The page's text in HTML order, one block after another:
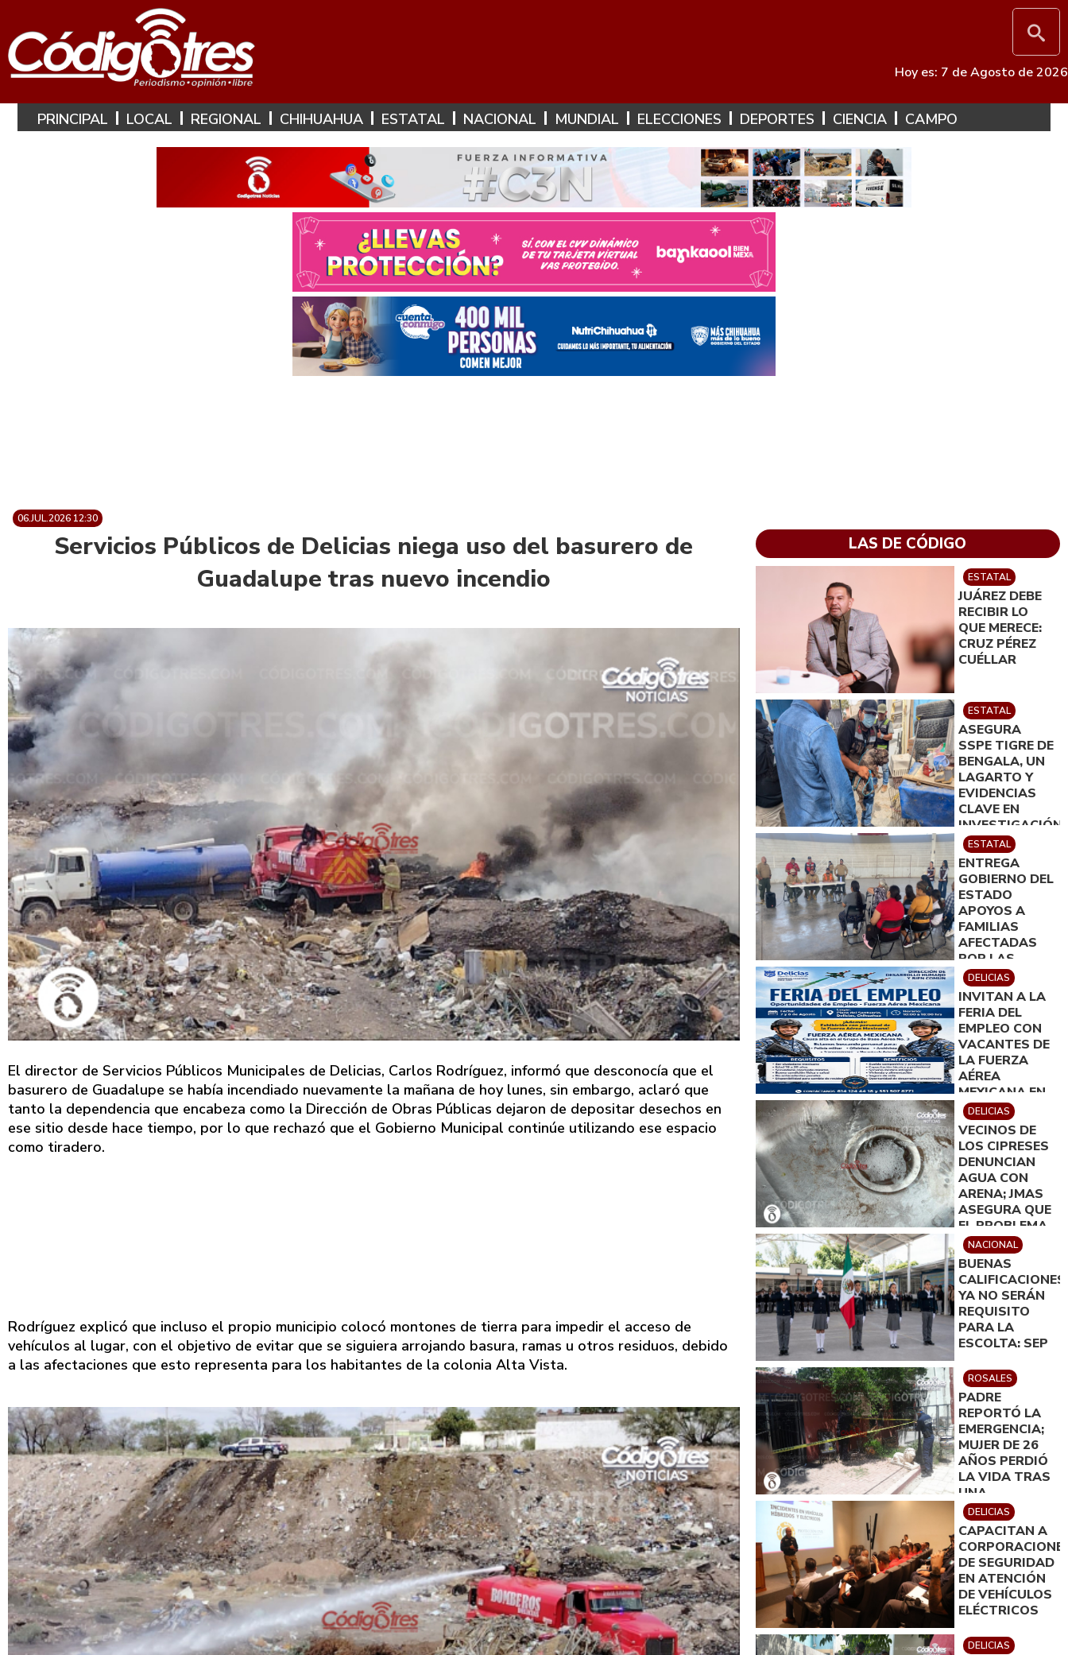
Hoy es: 7 de Agosto de 2026
PRINCIPAL LOCAL REGIONAL CHIHUAHUA ESTATAL NACIONAL MUNDIAL ELECCIONES DEPORTES CIENCIA CAMPO
06.JUL.2026 12:30
Servicios Públicos de Delicias niega uso del basurero de
Guadalupe tras nuevo incendio
El director de Servicios Públicos Municipales de Delicias, Carlos Rodríguez, informó que desconocía que el
basurero de Guadalupe se había incendiado nuevamente la mañana de hoy lunes, sin embargo, aclaró que
tanto la dependencia que encabeza como la Dirección de Obras Públicas dejaron de depositar desechos en
ese sitio desde hace tiempo, por lo que rechazó que el Gobierno Municipal continúe utilizando ese espacio
como tiradero.
Rodríguez explicó que incluso el propio municipio colocó montones de tierra para impedir el acceso de
vehículos al lugar, con el objetivo de evitar que se siguiera arrojando basura, ramas u otros residuos, debido
a las afectaciones que esto representa para los habitantes de la colonia Alta Vista.
LAS DE CÓDIGO
ESTATAL
JUÁREZ DEBE
RECIBIR LO
QUE MERECE:
CRUZ PÉREZ
CUÉLLAR
ESTATAL
ASEGURA
SSPE TIGRE DE
BENGALA, UN
LAGARTO Y
EVIDENCIAS
CLAVE EN
INVESTIGACIÓN
POR
HOMICIDIO EN
CIUDAD
JUÁREZ; EN
CATEO
INSTRUIDO
POR GILBERTO
LOYA
ESTATAL
ENTREGA
GOBIERNO DEL
ESTADO
APOYOS A
FAMILIAS
AFECTADAS
POR LAS
LLUVIAS EN
JIMÉNEZ
DELICIAS
INVITAN A LA
FERIA DEL
EMPLEO CON
VACANTES DE
LA FUERZA
AÉREA
MEXICANA EN
DELICIAS
DELICIAS
VECINOS DE
LOS CIPRESES
DENUNCIAN
AGUA CON
ARENA; JMAS
ASEGURA QUE
EL PROBLEMA
QUEDARÁ
RESUELTO EN
MENOS DE 24
HORAS
NACIONAL
BUENAS
CALIFICACIONES
YA NO SERÁN
REQUISITO
PARA LA
ESCOLTA: SEP
ROSALES
PADRE
REPORTÓ LA
EMERGENCIA;
MUJER DE 26
AÑOS PERDIÓ
LA VIDA TRAS
UNA
PRESUNTA
INTOXICACIÓN.
DELICIAS
CAPACITAN A
DE SEGURIDAD
EN ATENCIÓN
DE VEHÍCULOS
ELÉCTRICOS
DELICIAS